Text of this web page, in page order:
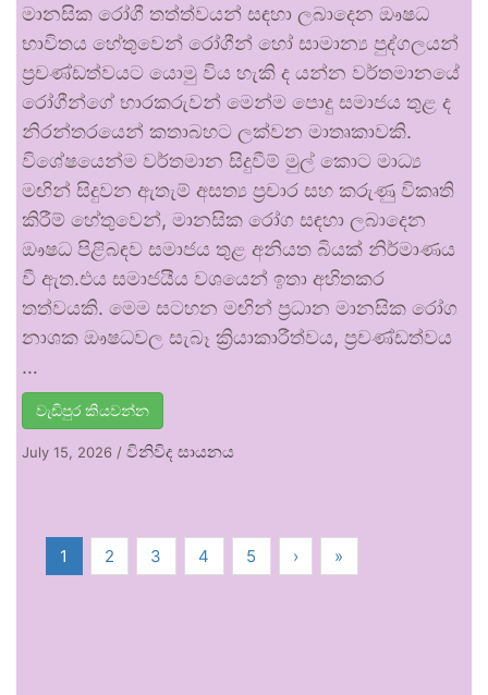
මානසික රෝගී තත්ත්වයන් සඳහා ලබාදෙන ඖෂධ
භාවිතය හේතුවෙන් රෝගීන් හෝ සාමාන්‍ය පුද්ගලයන්
ප්‍රචණ්ඩත්වයට යොමු විය හැකි ද යන්න වර්තමානයේ
රෝගීන්ගේ භාරකරුවන් මෙන්ම පොදු සමාජය තුළ ද
නිරන්තරයෙන් කතාබහට ලක්වන මාතෘකාවකි.
විශේෂයෙන්ම වර්තමාන සිදුවීම් මුල් කොට මාධ්‍ය
මඟින් සිදුවන ඇතැම් අසත්‍ය ප්‍රචාර සහ කරුණු විකෘති
කිරීම් හේතුවෙන්, මානසික රෝග සඳහා ලබාදෙන
ඖෂධ පිළිබඳව සමාජය තුළ අනියත බියක් නිර්මාණය
වී ඇත.එය සමාජයීය වශයෙන් ඉතා අහිතකර
තත්වයකි. මෙම සටහන මඟින් ප්‍රධාන මානසික රෝග
නාශක ඖෂධවල සැබෑ ක්‍රියාකාරීත්වය, ප්‍රචණ්ඩත්වය
…
වැඩිපුර කියවන්න
July 15, 2026 / විනිවිද සායනය
1 2 3 4 5 › »